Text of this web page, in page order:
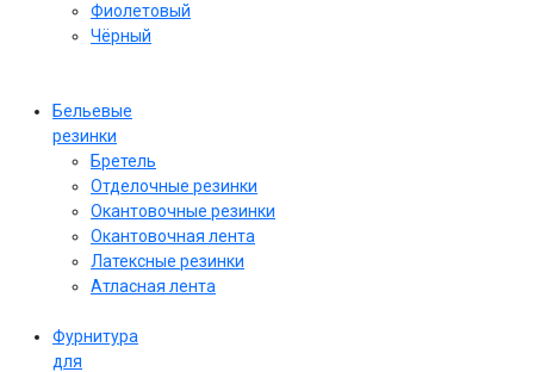
Фиолетовый
Чёрный
Бельевые
резинки
Бретель
Отделочные резинки
Окантовочные резинки
Окантовочная лента
Латексные резинки
Атласная лента
Фурнитура
для